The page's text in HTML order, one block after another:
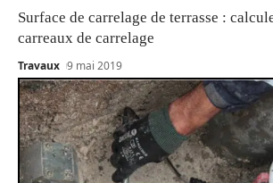
Surface de carrelage de terrasse :
carreaux de carrelage
Travaux 9 mai 2019